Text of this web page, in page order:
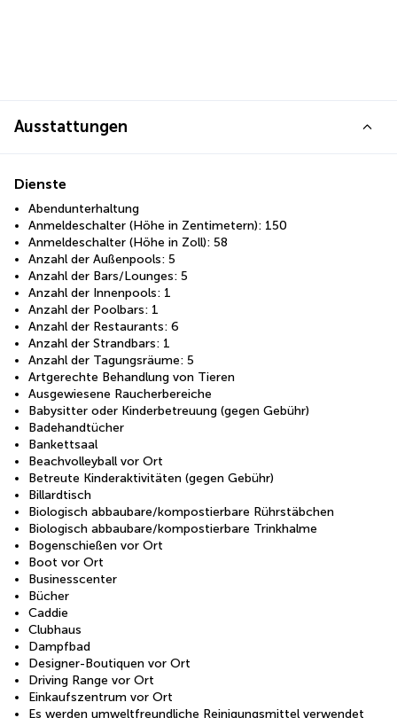
Ausstattungen
Dienste
Abendunterhaltung
Anmeldeschalter (Höhe in Zentimetern): 150
Anmeldeschalter (Höhe in Zoll): 58
Anzahl der Außenpools: 5
Anzahl der Bars/Lounges: 5
Anzahl der Innenpools: 1
Anzahl der Poolbars: 1
Anzahl der Restaurants: 6
Anzahl der Strandbars: 1
Anzahl der Tagungsräume: 5
Artgerechte Behandlung von Tieren
Ausgewiesene Raucherbereiche
Babysitter oder Kinderbetreuung (gegen Gebühr)
Badehandtücher
Bankettsaal
Beachvolleyball vor Ort
Betreute Kinderaktivitäten (gegen Gebühr)
Billardtisch
Biologisch abbaubare/kompostierbare Rührstäbchen
Biologisch abbaubare/kompostierbare Trinkhalme
Bogenschießen vor Ort
Boot vor Ort
Businesscenter
Bücher
Caddie
Clubhaus
Dampfbad
Designer-Boutiquen vor Ort
Driving Range vor Ort
Einkaufszentrum vor Ort
Es werden umweltfreundliche Reinigungsmittel verwendet